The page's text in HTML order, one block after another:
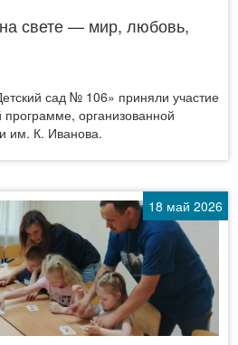
свете — мир, любовь,
сад № 106» приняли участие
программе, организованной
им. К. Иванова.
18 май 2026